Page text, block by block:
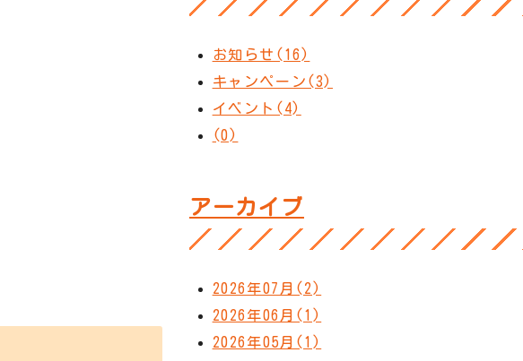
お知らせ(16)
キャンペーン(3)
イベント(4)
(0)
アーカイブ
2026年07月(2)
2026年06月(1)
2026年05月(1)